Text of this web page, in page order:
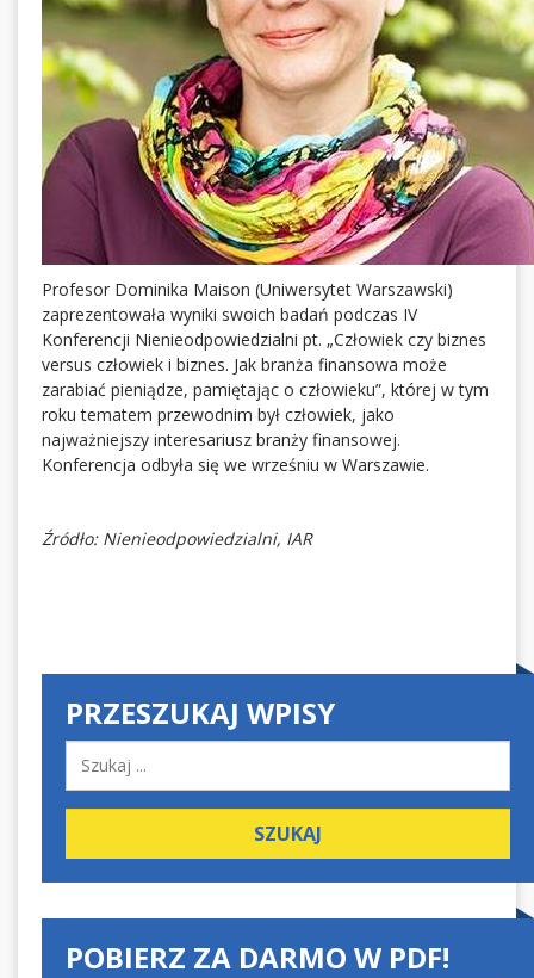
Profesor Dominika Maison (Uniwersytet Warszawski)
zaprezentowała wyniki swoich badań podczas IV
Konferencji Nienieodpowiedzialni pt. „Człowiek czy biznes
versus człowiek i biznes. Jak branża finansowa może
zarabiać pieniądze, pamiętając o człowieku”, której w tym
roku tematem przewodnim był człowiek, jako
najważniejszy interesariusz branży finansowej.
Konferencja odbyła się we wrześniu w Warszawie.
Źródło: Nienieodpowiedzialni, IAR
PRZESZUKAJ WPISY
POBIERZ ZA DARMO W PDF!